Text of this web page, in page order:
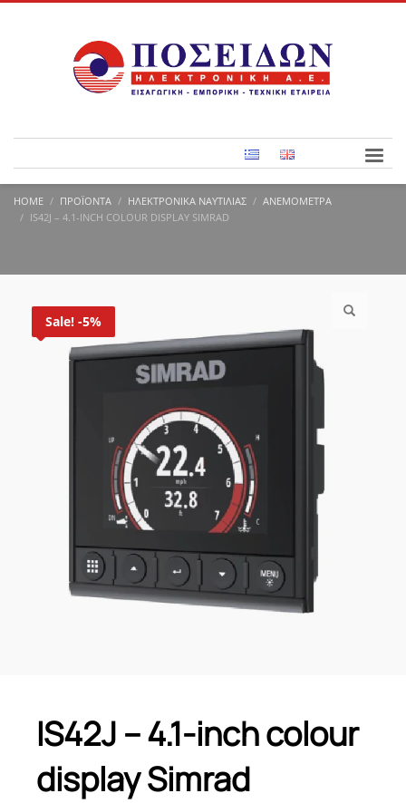
HOME ΠΡΟΪΌΝΤΑ ΗΛΕΚΤΡΟΝΙΚΆ ΝΑΥΤΙΛΊΑΣ
ΑΝΕΜΌΜΕΤΡΑ
IS42J – 4.1-INCH COLOUR DISPLAY SIMRAD
Sale! -5%
IS42J – 4.1-inch colour
display Simrad